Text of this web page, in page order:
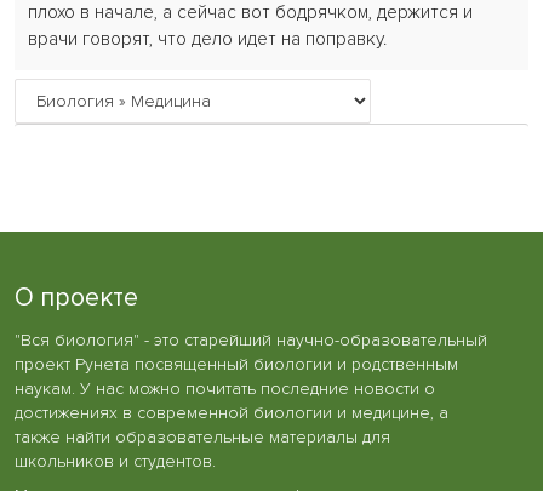
плохо в начале, а сейчас вот бодрячком, держится и
врачи говорят, что дело идет на поправку.
О проекте
"Вся биология" - это старейший научно-образовательный
проект Рунета посвященный биологии и родственным
наукам. У нас можно почитать последние новости о
достижениях в современной биологии и медицине, а
также найти образовательные материалы для
школьников и студентов.